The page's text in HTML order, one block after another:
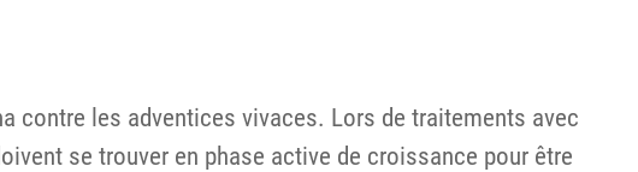
contre les adventices vivaces. Lors de traitements avec
se trouver en phase active de croissance pour être